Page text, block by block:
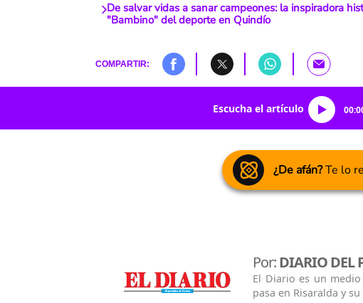
De salvar vidas a sanar campeones: la inspiradora
"Bambino" del deporte en Quindío
COMPARTIR:
Escucha el artículo
¿De afán?Te lo
Por:DIARIO DEL
El Diario es un
pasa en Risaralda y